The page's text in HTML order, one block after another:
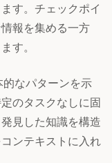
す。チェックポイ
報を集める一方
す。
なパターンを示
のタスクなしに固
見した知識を構造
ンテキストに入れ